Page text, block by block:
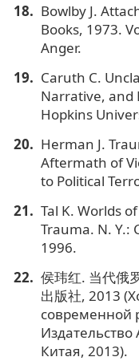
Bowlby J.
Books, 1973.
Anger.
Caruth C.
Narrative, and
Hopkins
Herman J.
Aftermath of
to Political
Tal K. Worlds
Trauma. N. Y.:
1996.
侯玮红. 当代俄
出版社, 2013
современной
Китая, 2013).